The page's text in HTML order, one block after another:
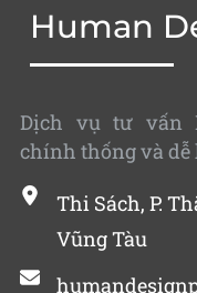
Human
Dịch vụ tư vấn
chính thống và dễ
Thi Sách, P.
Vũng Tàu